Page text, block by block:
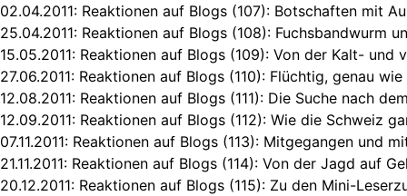
02.04.2011: Reaktionen auf Blogs (107): Botschaften mit
25.04.2011: Reaktionen auf Blogs (108): Fuchsbandwurm
15.05.2011: Reaktionen auf Blogs (109): Von der Kalt- und
27.06.2011: Reaktionen auf Blogs (110): Flüchtig, genau
12.08.2011: Reaktionen auf Blogs (111): Die Suche nach
12.09.2011: Reaktionen auf Blogs (112): Wie die Schweiz
07.11.2011: Reaktionen auf Blogs (113): Mitgegangen und
21.11.2011: Reaktionen auf Blogs (114): Von der Jagd auf
20.12.2011: Reaktionen auf Blogs (115): Zu den Mini-